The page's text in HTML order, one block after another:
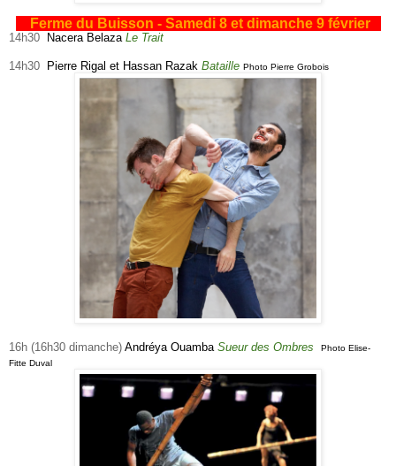
Ferme du Buisson - Samedi 8 et dimanche 9 février
14h30 Nacera Belaza Le Trait
14h30 Pierre Rigal et Hassan Razak Bataille Photo Pierre Grobois
16h (16h30 dimanche) Andréya Ouamba Sueur des Ombres
Photo Elise-
Fitte Duval